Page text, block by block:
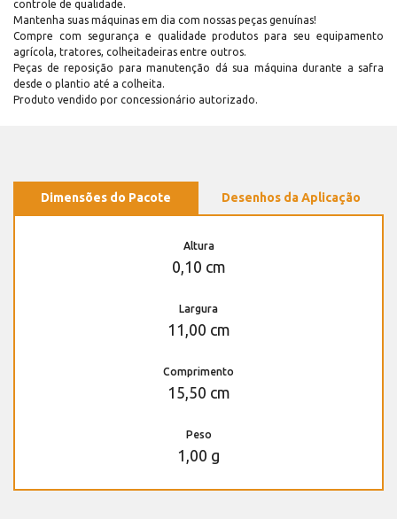
controle de qualidade.
Mantenha suas máquinas em dia com nossas peças genuínas!
Compre com segurança e qualidade produtos para seu equipamento
agrícola, tratores, colheitadeiras entre outros.
Peças de reposição para manutenção dá sua máquina durante a safra
desde o plantio até a colheita.
Produto vendido por concessionário autorizado.
Dimensões do Pacote Desenhos da Aplicação
Altura
0,10 cm
Largura
11,00 cm
Comprimento
15,50 cm
Peso
1,00 g